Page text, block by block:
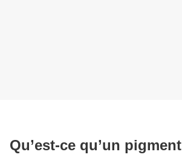
Qu’est-ce qu’un